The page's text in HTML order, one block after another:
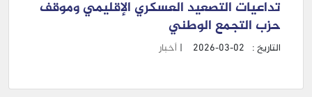
تداعيات التصعيد العسكري الإقليمي وموقف
حزب التجمع الوطني
التاريخ : 2026-03-02
| أخبار